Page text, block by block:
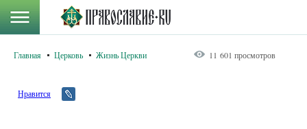
Главная Церковь Жизнь Церкви 11 601 просмотров
Нравится